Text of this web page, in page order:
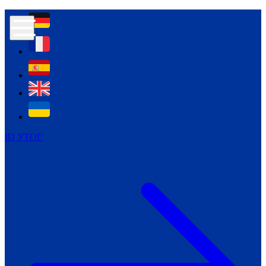
ID УТОГ
Контур психологічної безпеки глухих
Всеукраїнський пісенний
челендж «Україно, ти є!»
Молодіжний челендж «Жестова
мова для мене – це…»
Репортажі спеціальних та
інклюзивних начальних закладів